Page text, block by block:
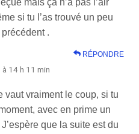
mais ça n’a pas l’air
si tu l’as trouvé un peu
.
RÉPONDRE
à 14 h 11 min
vaut vraiment le coup, si tu
avec en prime un
que la suite est du